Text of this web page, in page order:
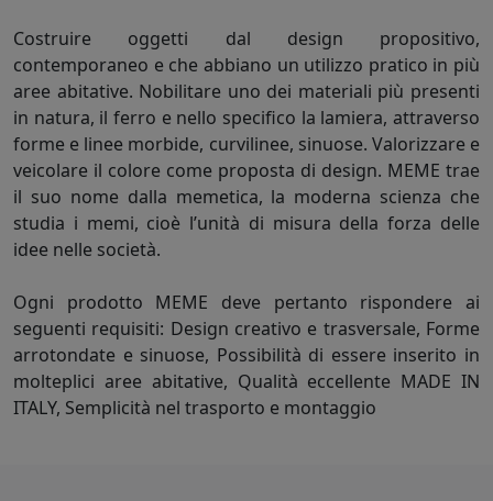
Costruire oggetti dal design propositivo,
contemporaneo e che abbiano un utilizzo pratico in più
aree abitative. Nobilitare uno dei materiali più presenti
in natura, il ferro e nello specifico la lamiera, attraverso
forme e linee morbide, curvilinee, sinuose. Valorizzare e
veicolare il colore come proposta di design. MEME trae
il suo nome dalla memetica, la moderna scienza che
studia i memi, cioè l’unità di misura della forza delle
idee nelle società.
Ogni prodotto MEME deve pertanto rispondere ai
seguenti requisiti: Design creativo e trasversale, Forme
arrotondate e sinuose, Possibilità di essere inserito in
molteplici aree abitative, Qualità eccellente MADE IN
ITALY, Semplicità nel trasporto e montaggio